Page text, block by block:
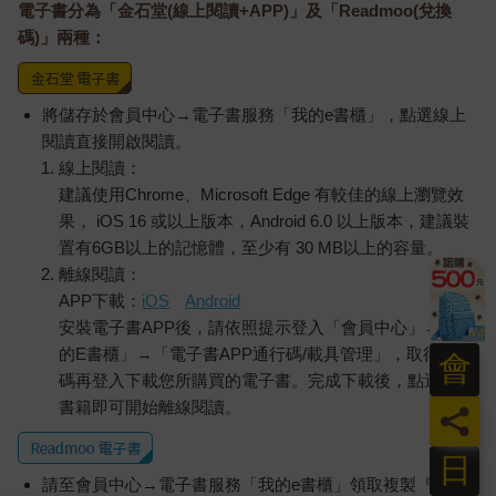
電子書分為「金石堂(線上閱讀+APP)」及「Readmoo(兌換
碼)」兩種：
將儲存於會員中心→電子書服務「我的e書櫃」，點選線上
閱讀直接開啟閱讀。
線上閱讀：
建議使用Chrome、Microsoft Edge 有較佳的線上瀏覽效
果， iOS 16 或以上版本，Android 6.0 以上版本，建議裝
置有6GB以上的記憶體，至少有 30 MB以上的容量。
離線閱讀：
APP下載： iOS
Android
安裝電子書APP後，請依照提示登入「會員中心」→「我
的E書櫃」→「電子書APP通行碼/載具管理」，取得通行
碼再登入下載您所購買的電子書。完成下載後，點選任一
書籍即可開始離線閱讀。
請至會員中心→電子書服務「我的e書櫃」領取複製『兌換
日
員
會